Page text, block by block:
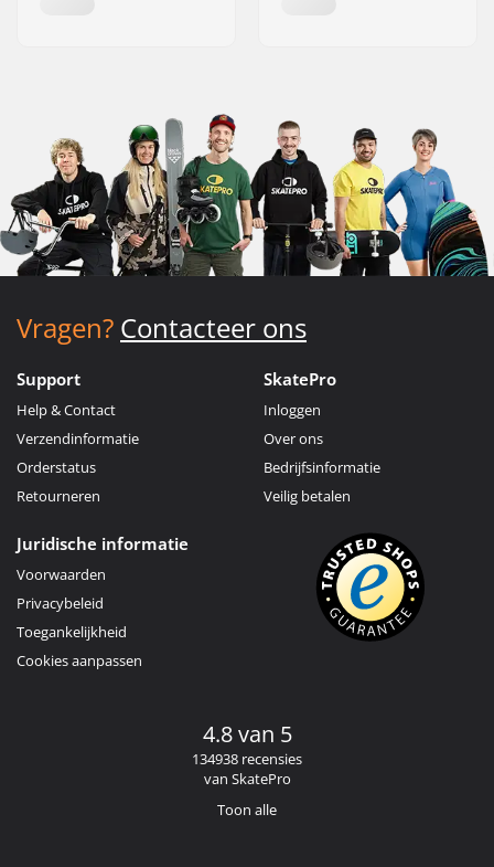
Vragen? Contacteer ons
Support
Help & Contact
Verzendinformatie
Orderstatus
Retourneren
SkatePro
Inloggen
Over ons
Bedrijfsinformatie
Veilig betalen
Juridische informatie
Voorwaarden
Privacybeleid
Toegankelijkheid
Cookies aanpassen
4.8 van 5
134938 recensies
van SkatePro
Toon alle